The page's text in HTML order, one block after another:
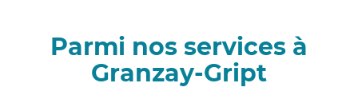
Parmi nos services à
Granzay-Gript